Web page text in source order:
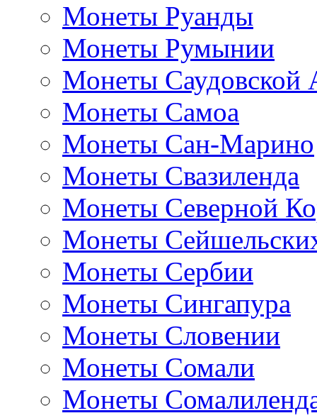
Монеты Руанды
Монеты Румынии
Монеты Саудовской
Монеты Самоа
Монеты Сан-Марино
Монеты Свазиленда
Монеты Северной
Монеты
Монеты Сербии
Монеты Сингапура
Монеты Словении
Монеты Сомали
Монеты